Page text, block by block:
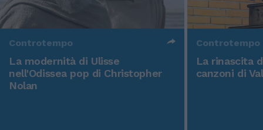
Controtempo
La modernità di Ulisse
nell'Odissea pop di Christopher
Nolan
Controtempo
La rinascita
canzoni di